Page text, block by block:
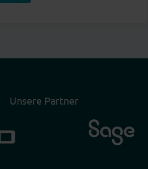
Unsere Partner